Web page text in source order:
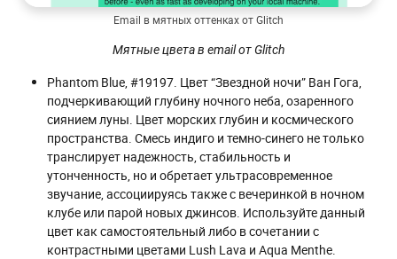
Email в мятных оттенках от Glitch
Мятные цвета в email от Glitch
Phantom Blue, #19197. Цвет “Звездной ночи” Ван Гога,
подчеркивающий глубину ночного неба, озаренного
сиянием луны. Цвет морских глубин и космического
пространства. Смесь индиго и темно-синего не только
транслирует надежность, стабильность и
утонченность, но и обретает ультрасовременное
звучание, ассоциируясь также с вечеринкой в ночном
клубе или парой новых джинсов. Используйте данный
цвет как самостоятельный либо в сочетании с
контрастными цветами Lush Lava и Aqua Menthe.